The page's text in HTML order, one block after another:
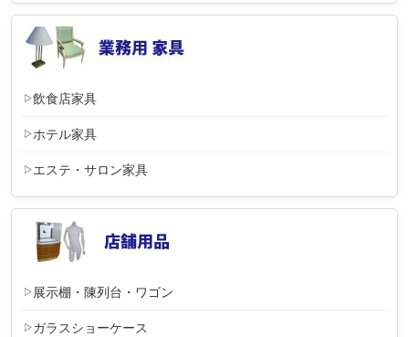
飲食店家具
ホテル家具
エステ・サロン家具
展示棚・陳列台・ワゴン
ガラスショーケース